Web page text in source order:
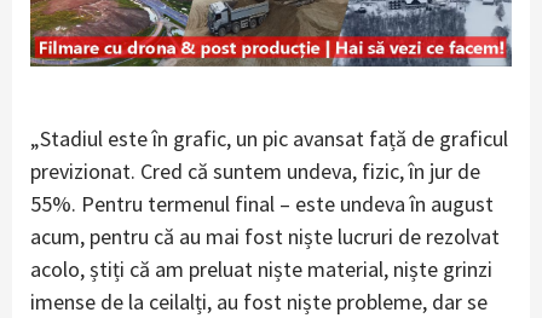
„Stadiul este în grafic, un pic avansat față de graficul
previzionat. Cred că suntem undeva, fizic, în jur de
55%. Pentru termenul final – este undeva în august
acum, pentru că au mai fost niște lucruri de rezolvat
acolo, știți că am preluat niște material, niște grinzi
imense de la ceilalți, au fost niște probleme, dar se